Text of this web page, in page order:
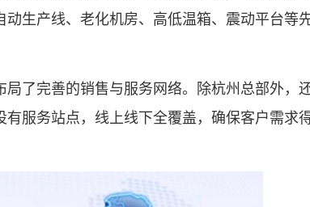
生产线、老化机房、高低温箱、震动平台等
完善的销售与服务网络。除杭州总部外，
服务站点，线上线下全覆盖，确保客户需求